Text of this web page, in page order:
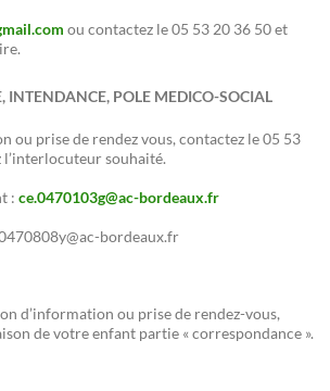
ou contactez le 05 53 20 36 50 et
INTENDANCE, POLE MEDICO-SOCIAL
ou prise de rendez vous, contactez le 05 53
l’interlocuteur souhaité.
: ce.0470103g@ac-bordeaux.fr
bordeaux.fr
d’information ou prise de rendez-vous,
de votre enfant partie « correspondance ».